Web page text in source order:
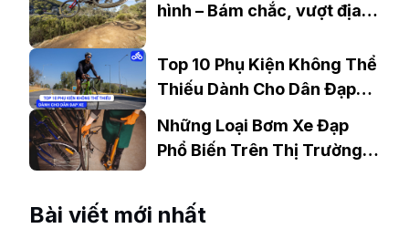
hình – Bám chắc, vượt địa
Top 10 Phụ Kiện Không Thể
Thiếu Dành Cho Dân Đạp
Những Loại Bơm Xe Đạp
Phổ Biến Trên Thị Trường
Bài viết mới nhất